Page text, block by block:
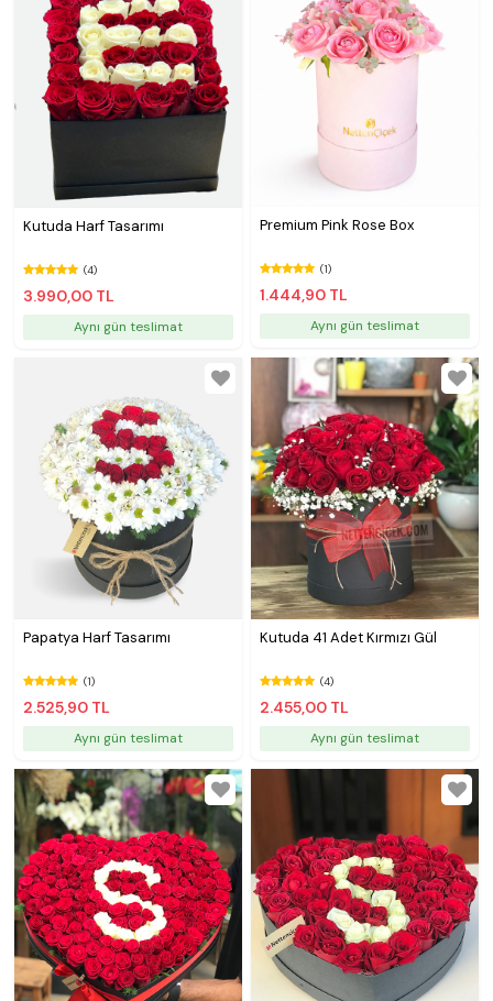
Kutuda Harf Tasarımı
(4)
3.990,00 TL
Aynı gün teslimat
Premium Pink Rose Box
(1)
1.444,90 TL
Aynı gün teslimat
Papatya Harf Tasarımı
(1)
2.525,90 TL
Aynı gün teslimat
Kutuda 41 Adet Kırmızı Gül
(4)
2.455,00 TL
Aynı gün teslimat